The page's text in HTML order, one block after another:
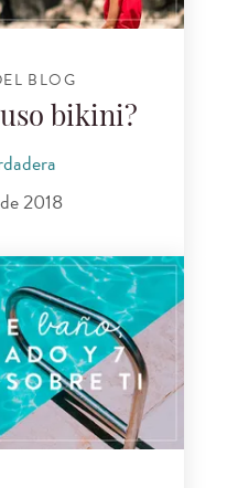
BLOG
bikini?
2018